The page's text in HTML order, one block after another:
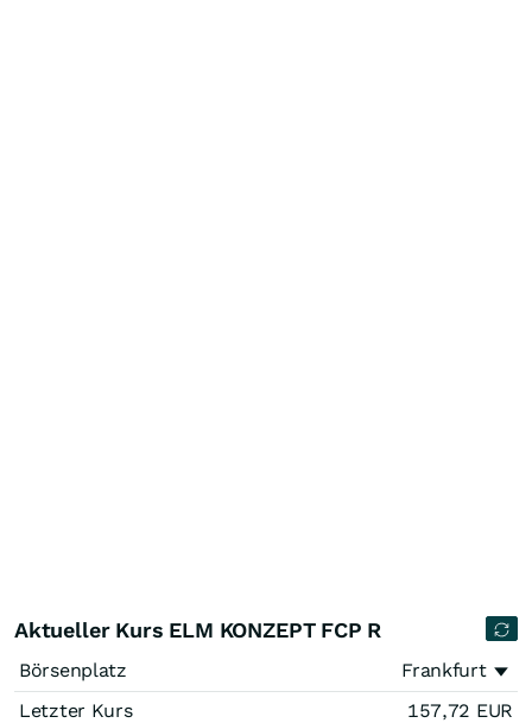
Aktueller Kurs ELM KONZEPT FCP R
Börsenplatz
Frankfurt
Letzter Kurs
157,72 EUR